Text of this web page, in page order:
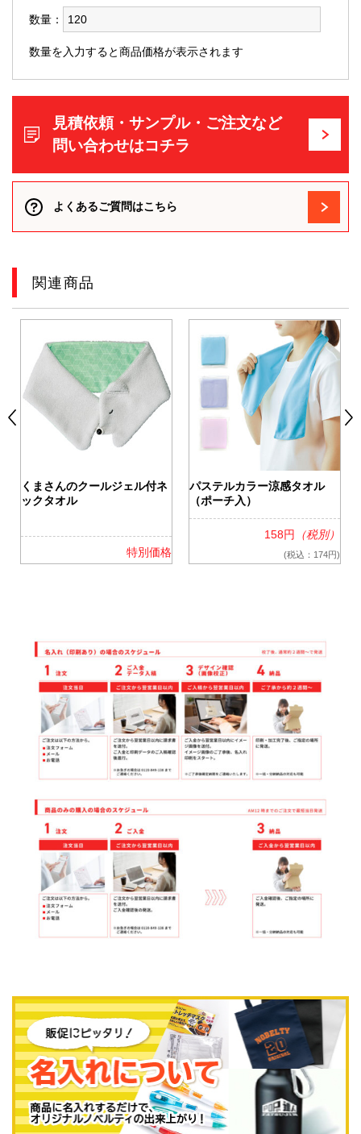
数量：
数量を入力すると商品価格が表示されます
見積依頼・サンプル・ご注文など
問い合わせはコチラ
よくあるご質問はこちら
関連商品
くまさんのクールジェル付ネ
ックタオル
特別価格
パステルカラー涼感タオル
（ポーチ入）
158円 （税別）
(税込：174円)